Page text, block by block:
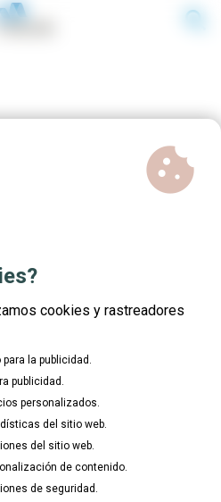
search
para
de Hostelería-
sectorial del turimo
cursos online 100%
El objetivo: que
de calidad con la que
tu propio desarrollo
cookie
cookies y rastreadores
la publicidad.
publicidad.
personalizados.
del sitio web.
del sitio web.
de contenido.
de seguridad.